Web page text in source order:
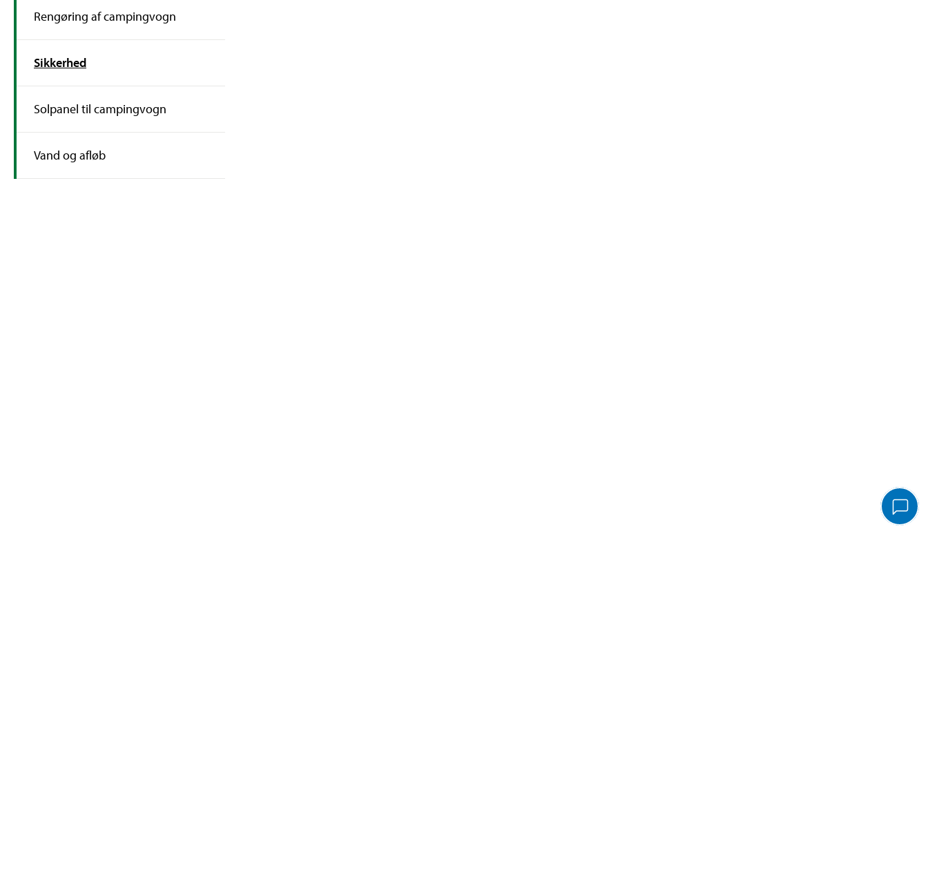
Rengøring af campingvogn
Sikkerhed
Solpanel til campingvogn
Vand og afløb